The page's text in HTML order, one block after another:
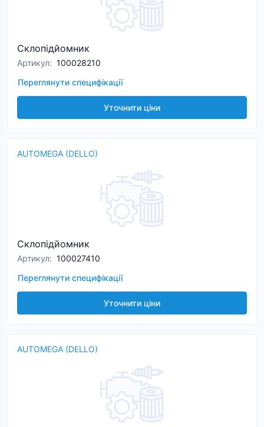
Склопідйомник
Артикул: 100028210
Переглянути специфікації
Уточнити ціни
AUTOMEGA (DELLO)
Склопідйомник
Артикул: 100027410
Переглянути специфікації
Уточнити ціни
AUTOMEGA (DELLO)